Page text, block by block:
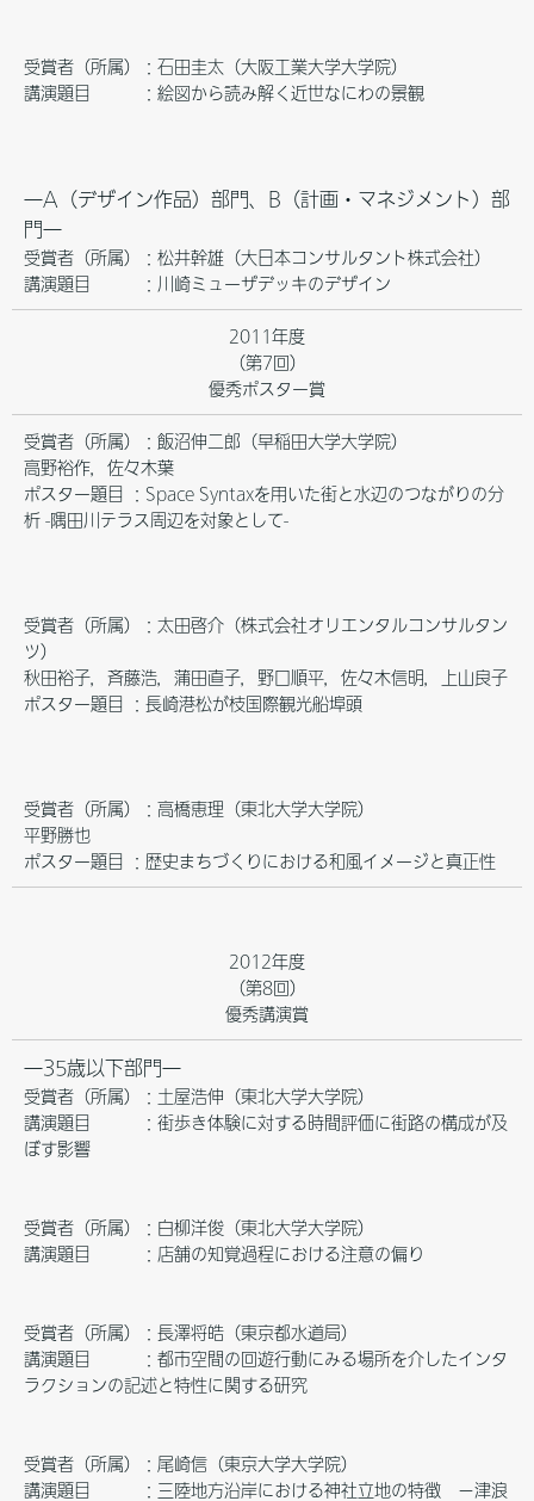
受賞者（所属）：石田圭太（大阪工業大学大学院）
講演題目 ：絵図から読み解く近世なにわの景観
―A（デザイン作品）部門、B（計画・マネジメント）部
門―
受賞者（所属）：松井幹雄（大日本コンサルタント株式会社）
講演題目 ：川崎ミューザデッキのデザイン
2011年度
（第7回）
優秀ポスター賞
受賞者（所属）：飯沼伸二郎（早稲田大学大学院）
高野裕作，佐々木葉
ポスター題目 ：Space Syntaxを用いた街と水辺のつながりの分
析 -隅田川テラス周辺を対象として-
受賞者（所属）：太田啓介（株式会社オリエンタルコンサルタン
ツ）
秋田裕子，斉藤浩，蒲田直子，野口順平，佐々木信明，上山良子
ポスター題目 ：長崎港松が枝国際観光船埠頭
受賞者（所属）：高橋恵理（東北大学大学院）
平野勝也
ポスター題目 ：歴史まちづくりにおける和風イメージと真正性
2012年度
（第8回）
優秀講演賞
―35歳以下部門―
受賞者（所属）：土屋浩伸（東北大学大学院）
講演題目 ：街歩き体験に対する時間評価に街路の構成が及
ぼす影響
受賞者（所属）：白柳洋俊（東北大学大学院）
講演題目 ：店舗の知覚過程における注意の偏り
受賞者（所属）：長澤将皓（東京都水道局）
講演題目 ：都市空間の回遊行動にみる場所を介したインタ
ラクションの記述と特性に関する研究
受賞者（所属）：尾崎信（東京大学大学院）
講演題目 ：三陸地方沿岸における神社立地の特徴 －津浪